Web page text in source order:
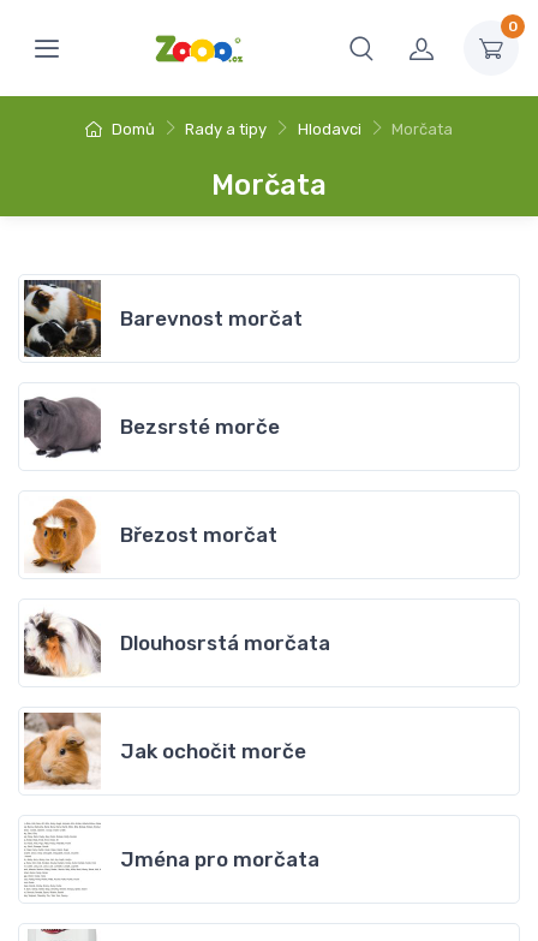
0
Domů Rady a tipy Hlodavci Morčata
Morčata
Barevnost morčat
Bezsrsté morče
Březost morčat
Dlouhosrstá morčata
Jak ochočit morče
Jména pro morčata